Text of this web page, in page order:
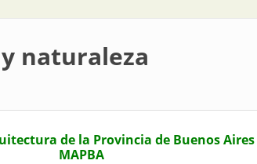
naturaleza
de la Provincia de Buenos Aires
MAPBA